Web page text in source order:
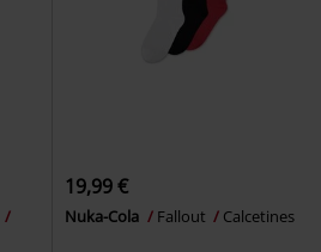
19,99 €
Nuka-Cola Fallout Calcetines